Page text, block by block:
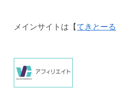
メインサイトは【てきとー